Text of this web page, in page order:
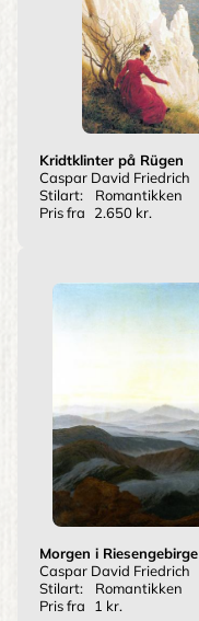
Kridtklinter på Rügen
Caspar David Friedrich
Stilart:
Romantikken
Pris fra
2.650 kr.
Morgen i Riesengebirge
Caspar David Friedrich
Stilart:
Romantikken
Pris fra
1 kr.